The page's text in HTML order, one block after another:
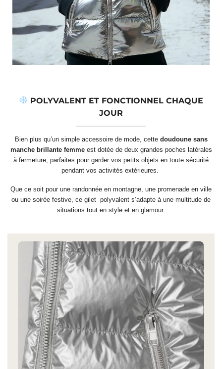
POLYVALENT ET FONCTIONNEL CHAQUE
JOUR
Bien plus qu’un simple accessoire de mode, cette doudoune sans
manche brillante femme est dotée de deux grandes poches latérales
à fermeture, parfaites pour garder vos petits objets en toute sécurité
pendant vos activités extérieures.
Que ce soit pour une randonnée en montagne, une promenade en ville
ou une soirée festive, ce gilet polyvalent s’adapte à une multitude de
situations tout en style et en glamour.